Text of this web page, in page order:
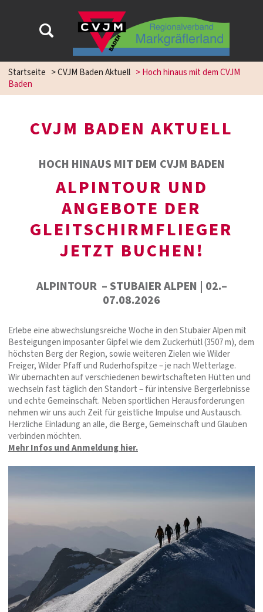
Startseite >CVJM Baden Aktuell >Hoch hinaus mit dem CVJM
Baden
CVJM BADEN AKTUELL
HOCH HINAUS MIT DEM CVJM BADEN
ALPINTOUR UND
ANGEBOTE DER
GLEITSCHIRMFLIEGER
JETZT BUCHEN!
ALPINTOUR – STUBAIER ALPEN | 02.–
07.08.2026
Erlebe eine abwechslungsreiche Woche in den Stubaier Alpen mit
Besteigungen imposanter Gipfel wie dem Zuckerhütl (3507 m), dem
höchsten Berg der Region, sowie weiteren Zielen wie Wilder
Freiger, Wilder Pfaff und Ruderhofspitze – je nach Wetterlage.
Wir übernachten auf verschiedenen bewirtschafteten Hütten und
wechseln fast täglich den Standort – für intensive Bergerlebnisse
und echte Gemeinschaft. Neben sportlichen Herausforderungen
nehmen wir uns auch Zeit für geistliche Impulse und Austausch.
Herzliche Einladung an alle, die Berge, Gemeinschaft und Glauben
verbinden möchten.
Mehr Infos und Anmeldung hier.